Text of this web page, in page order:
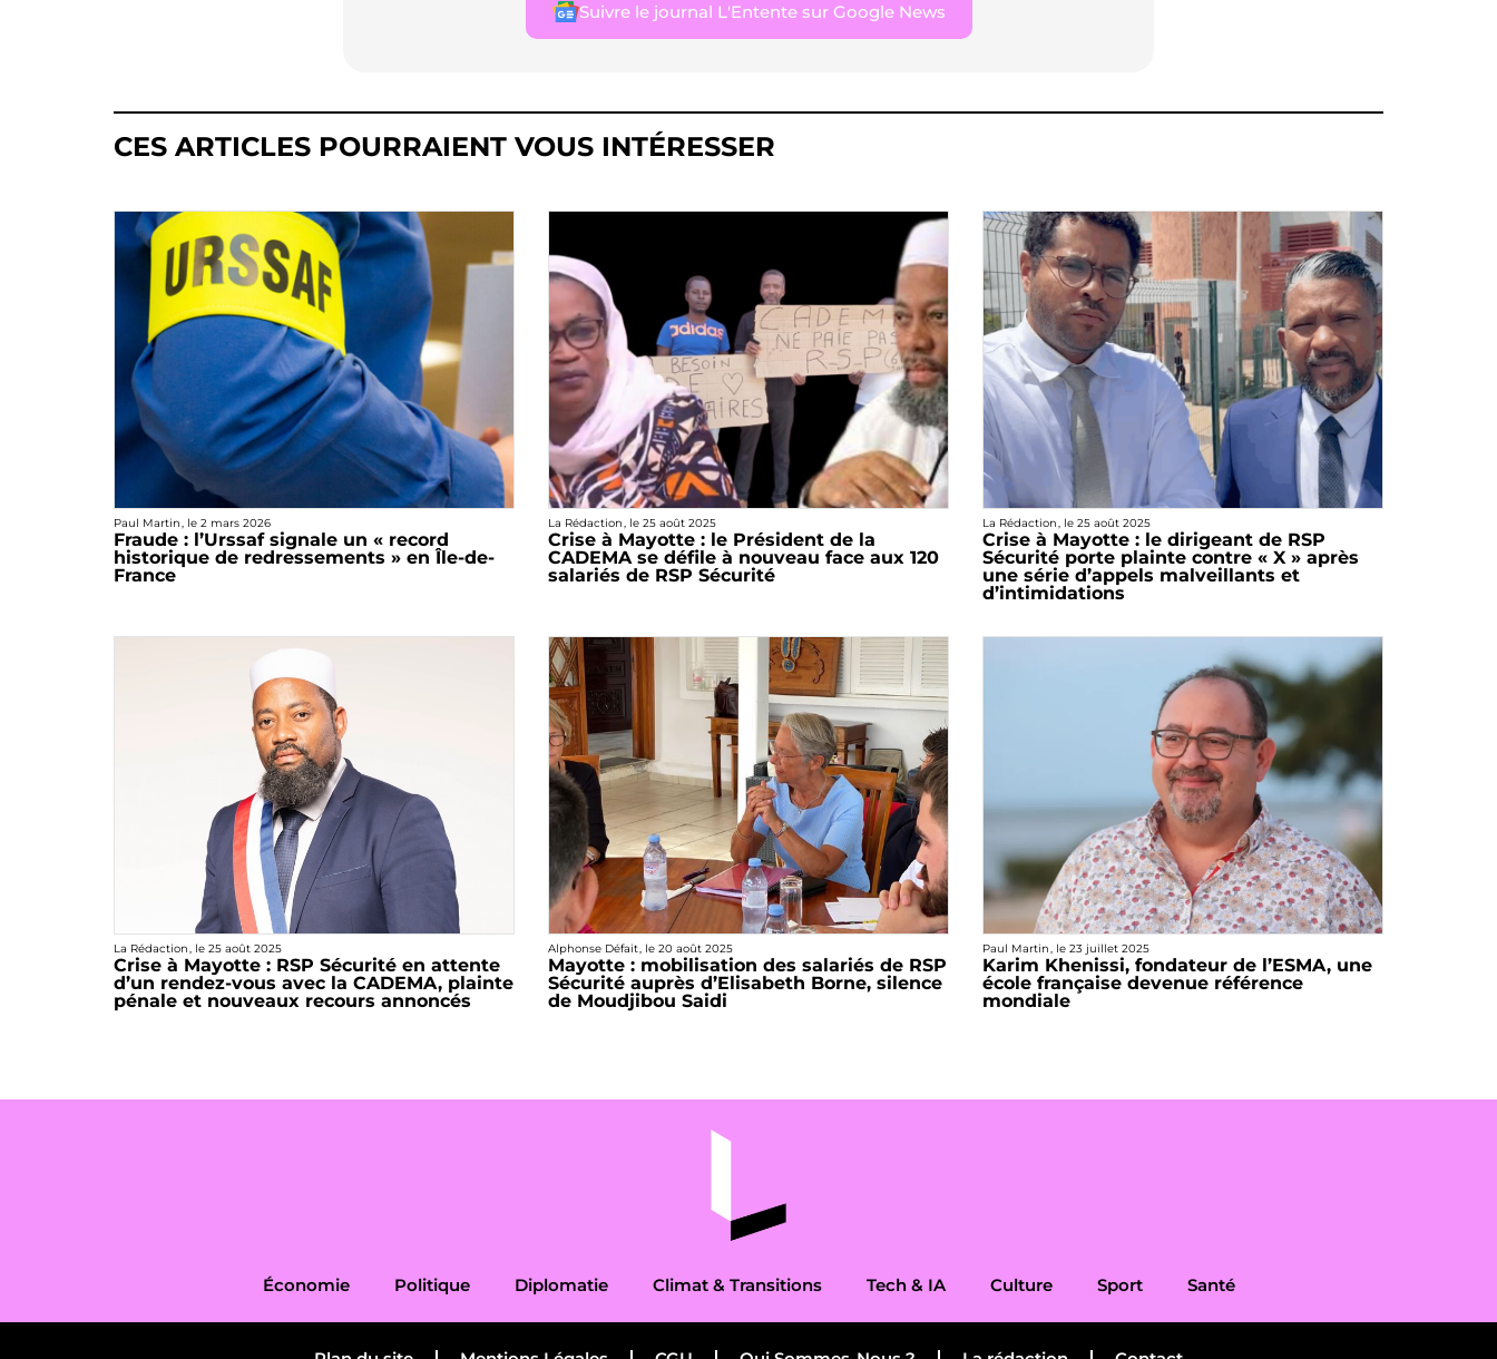
Suivre le journal L'Entente sur Google News
CES ARTICLES POURRAIENT VOUS INTÉRESSER
Paul Martin, le 2 mars 2026
Fraude : l’Urssaf signale un « record
historique de redressements » en Île-de-
France
La Rédaction, le 25 août 2025
Crise à Mayotte : le Président de la
CADEMA se défile à nouveau face aux 120
salariés de RSP Sécurité
La Rédaction, le 25 août 2025
Crise à Mayotte : le dirigeant de RSP
Sécurité porte plainte contre « X » après
une série d’appels malveillants et
d’intimidations
La Rédaction, le 25 août 2025
Crise à Mayotte : RSP Sécurité en attente
d’un rendez-vous avec la CADEMA, plainte
pénale et nouveaux recours annoncés
Alphonse Défait, le 20 août 2025
Mayotte : mobilisation des salariés de RSP
Sécurité auprès d’Elisabeth Borne, silence
de Moudjibou Saidi
Paul Martin, le 23 juillet 2025
Karim Khenissi, fondateur de l’ESMA, une
école française devenue référence
mondiale
Économie Politique Diplomatie Climat & Transitions Tech & IA Culture Sport Santé